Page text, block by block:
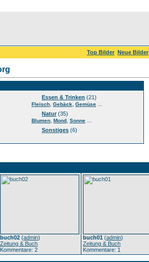
Top Bilder Neue Bilder
Essen & Trinken (21)
Fleisch Gebäck Gemüse
Natur(35)
Blumen Mond Sonne
Sonstiges (6)
buch02 (admin)
Zeitung & Buch
Kommentare: 2
buch01 (admin)
Zeitung & Buch
Kommentare: 1